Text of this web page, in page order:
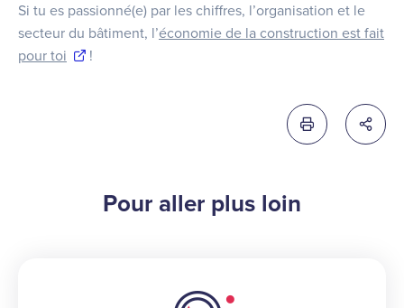
Si tu es passionné(e) par les chiffres, l’organisation et le
secteur du bâtiment, l’économie de la construction est fait
pour toi
!
Imprimer cette
Pour aller plus loin